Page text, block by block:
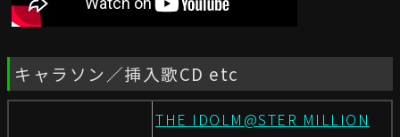
キャラソン／挿入歌CD etc
THE IDOLM@STER MILLION